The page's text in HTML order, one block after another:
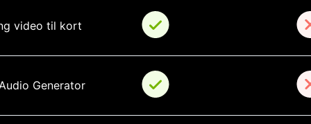
video til kort
Generator